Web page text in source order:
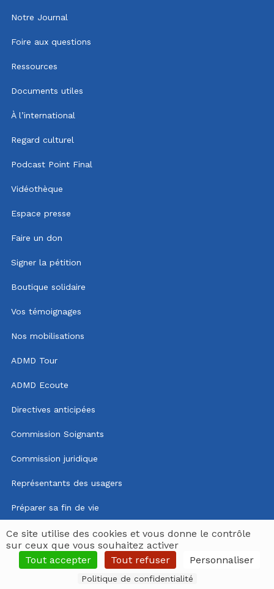
Notre Journal
Foire aux questions
Ressources
Documents utiles
À l’international
Regard culturel
Podcast Point Final
Vidéothèque
Espace presse
Faire un don
Signer la pétition
Boutique solidaire
Vos témoignages
Nos mobilisations
ADMD Tour
ADMD Ecoute
Directives anticipées
Commission Soignants
Commission juridique
Représentants des usagers
Préparer sa fin de vie
Mentions légales
Politique de confidentialité
Ce site utilise des cookies et vous donne le contrôle
sur ceux que vous souhaitez activer
Tout accepter
Tout refuser Personnaliser
Politique de confidentialité